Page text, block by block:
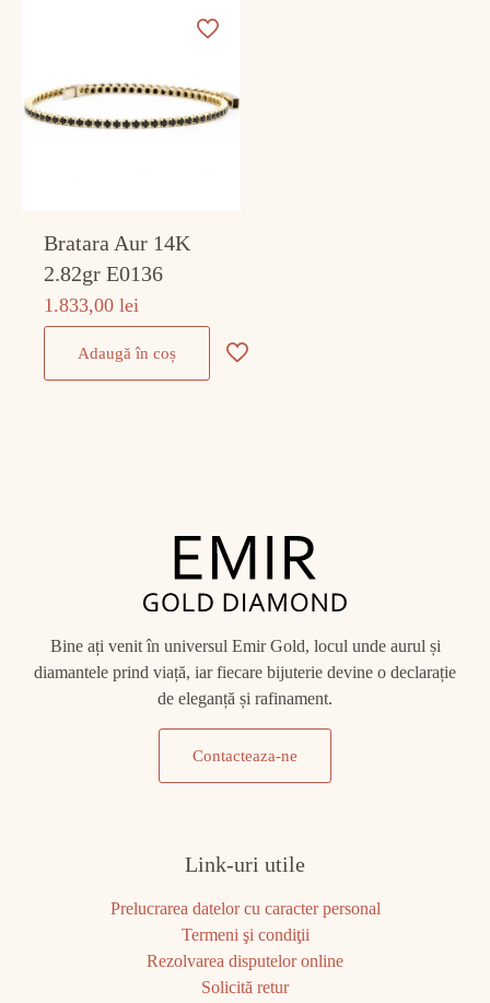
Bratara Aur 14K
2.82gr E0136
1.833,00lei
Adaugă în coș
Bine ați venit în universul Emir Gold, locul unde aurul și
diamantele prind viață, iar fiecare bijuterie devine o declarație
de eleganță și rafinament.
Contacteaza-ne
Link-uri utile
Prelucrarea datelor cu caracter personal
Termeni şi condiţii
Rezolvarea disputelor online
Solicită retur